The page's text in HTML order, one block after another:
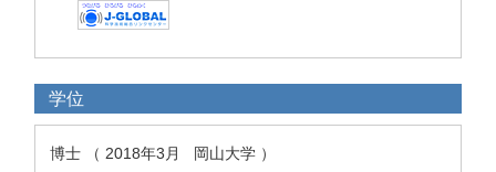
学位
博士 （ 2018年3月 岡山大学 ）